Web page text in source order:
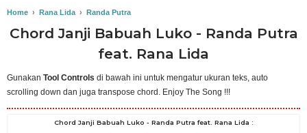
Home › Rana Lida › Randa Putra
Chord Janji Babuah Luko - Randa Putra
feat. Rana Lida
Gunakan Tool Controls di bawah ini untuk mengatur ukuran teks, auto
scrolling down dan juga transpose chord. Enjoy The Song !!!
Chord Janji Babuah Luko - Randa Putra feat. Rana Lida :